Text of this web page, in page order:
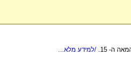
/למידע מלא...